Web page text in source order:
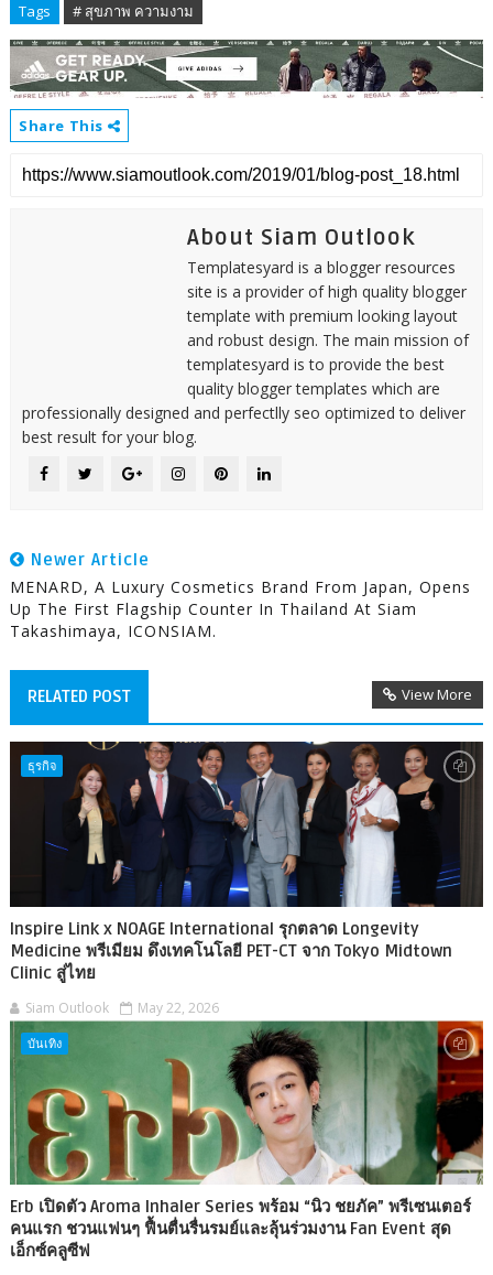
Tags # สุขภาพ ความงาม
Share This
About Siam Outlook
Templatesyard is a blogger resources
site is a provider of high quality blogger
template with premium looking layout
and robust design. The main mission of
templatesyard is to provide the best
quality blogger templates which are
professionally designed and perfectlly seo optimized to deliver
best result for your blog.
Newer Article
MENARD, A Luxury Cosmetics Brand From Japan, Opens
Up The First Flagship Counter In Thailand At Siam
Takashimaya, ICONSIAM.
RELATED POST View More
ธุรกิจ
Inspire Link x NOAGE International รุกตลาด Longevity
Medicine พรีเมียม ดึงเทคโนโลยี PET-CT จาก Tokyo Midtown
Clinic สู่ไทย
Siam Outlook May 22, 2026
บันเทิง
Erb เปิดตัว Aroma Inhaler Series พร้อม “นิว ชยภัค” พรีเซนเตอร์
คนแรก ชวนแฟนๆ ฟื้นตื่นรื่นรมย์และลุ้นร่วมงาน Fan Event สุด
เอ็กซ์คลูซีฟ